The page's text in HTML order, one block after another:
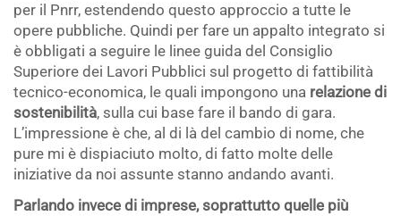
per il Pnrr, estendendo questo approccio a tutte le
opere pubbliche. Quindi per fare un appalto integrato si
è obbligati a seguire le linee guida del Consiglio
Superiore dei Lavori Pubblici sul progetto di fattibilità
tecnico-economica, le quali impongono una relazione di
sostenibilità, sulla cui base fare il bando di gara.
L’impressione è che, al di là del cambio di nome, che
pure mi è dispiaciuto molto, di fatto molte delle
iniziative da noi assunte stanno andando avanti.
Parlando invece di imprese, soprattutto quelle più